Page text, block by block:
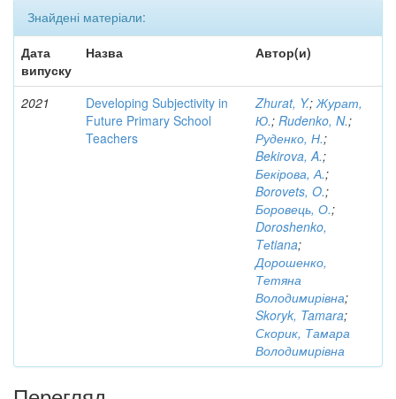
Знайдені матеріали:
Дата
випуску
Назва Автор(и)
2021
Developing Subjectivity in
Future Primary School
Teachers
Zhurat, Y.;Журат,
Ю.; Rudenko, N.;
Руденко, Н.;
Bekirova, A.;
Бекірова, А.;
Borovets, O.;
Боровець, О.;
Doroshenko,
Tеtiana;
Дорошенко,
Тетяна
Володимирівна;
Skoryk, Tamara;
Скорик, Тамара
Володимирівна